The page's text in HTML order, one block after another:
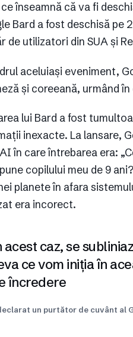
înseamnă că va fi
Bard a fost deschisă pe
de utilizatori din SUA și
aceluiași eveniment,
și coreeană, urmând
lui Bard a fost
inexacte. La lansare,
în care întrebarea era:
copilului meu de 9
planete în afara
era incorect.
acest caz, se
ce vom iniția în
încredere
un purtător de cuvânt al